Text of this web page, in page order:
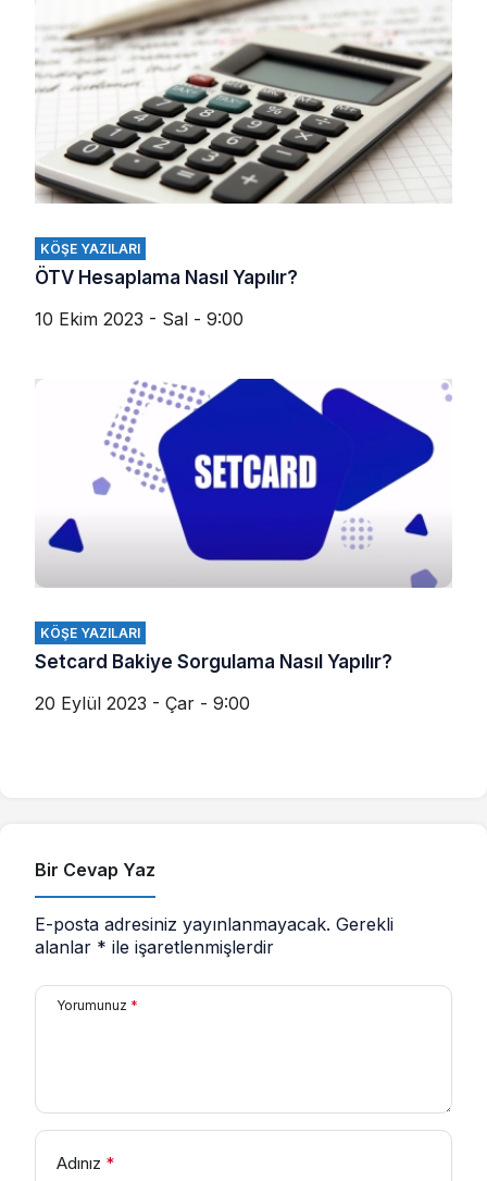
KÖŞE YAZILARI
ÖTV Hesaplama Nasıl Yapılır?
10 Ekim 2023 - Sal - 9:00
KÖŞE YAZILARI
Setcard Bakiye Sorgulama Nasıl Yapılır?
20 Eylül 2023 - Çar - 9:00
Bir Cevap Yaz
E-posta adresiniz yayınlanmayacak. Gerekli
alanlar * ile işaretlenmişlerdir
Yorumunuz *
Adınız *